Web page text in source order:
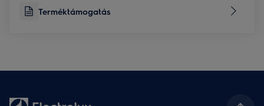
Terméktámogatás